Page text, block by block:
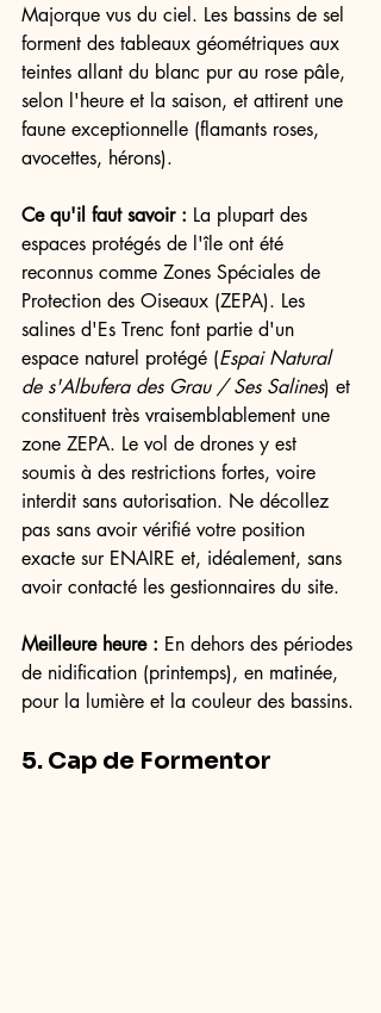
Majorque vus du ciel. Les bassins de sel
forment des tableaux géométriques aux
teintes allant du blanc pur au rose pâle,
selon l'heure et la saison, et attirent une
faune exceptionnelle (flamants roses,
avocettes, hérons).
Ce qu'il faut savoir : La plupart des
espaces protégés de l'île ont été
reconnus comme Zones Spéciales de
Protection des Oiseaux (ZEPA). Les
salines d'Es Trenc font partie d'un
espace naturel protégé (Espai Natural
de s'Albufera des Grau / Ses Salines) et
constituent très vraisemblablement une
zone ZEPA. Le vol de drones y est
soumis à des restrictions fortes, voire
interdit sans autorisation. Ne décollez
pas sans avoir vérifié votre position
exacte sur ENAIRE et, idéalement, sans
avoir contacté les gestionnaires du site.
Meilleure heure : En dehors des périodes
de nidification (printemps), en matinée,
pour la lumière et la couleur des bassins.
5. Cap de Formentor